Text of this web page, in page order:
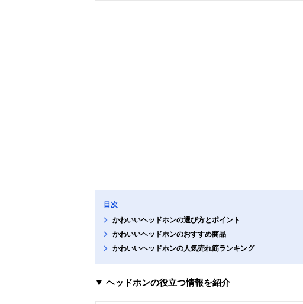
目次
かわいいヘッドホンの選び方とポイント
かわいいヘッドホンのおすすめ商品
かわいいヘッドホンの人気売れ筋ランキング
▼ ヘッドホンの役立つ情報を紹介